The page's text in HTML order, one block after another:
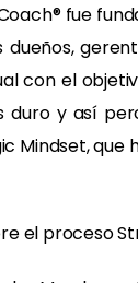
fue
con el
duro y así
Mindset, que
el proceso